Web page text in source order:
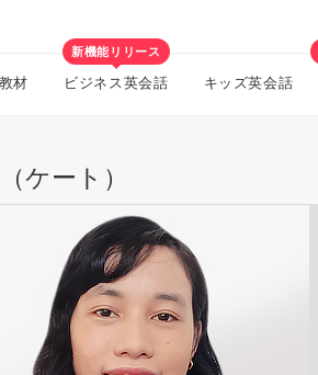
材
新機能リリース
ビジネス英会話 キッズ英会話
ケート）